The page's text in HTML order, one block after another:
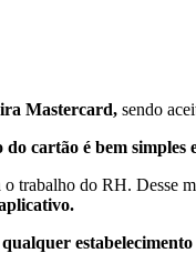
Mastercard, sendo
do cartão é bem simples
trabalho do RH. Desse